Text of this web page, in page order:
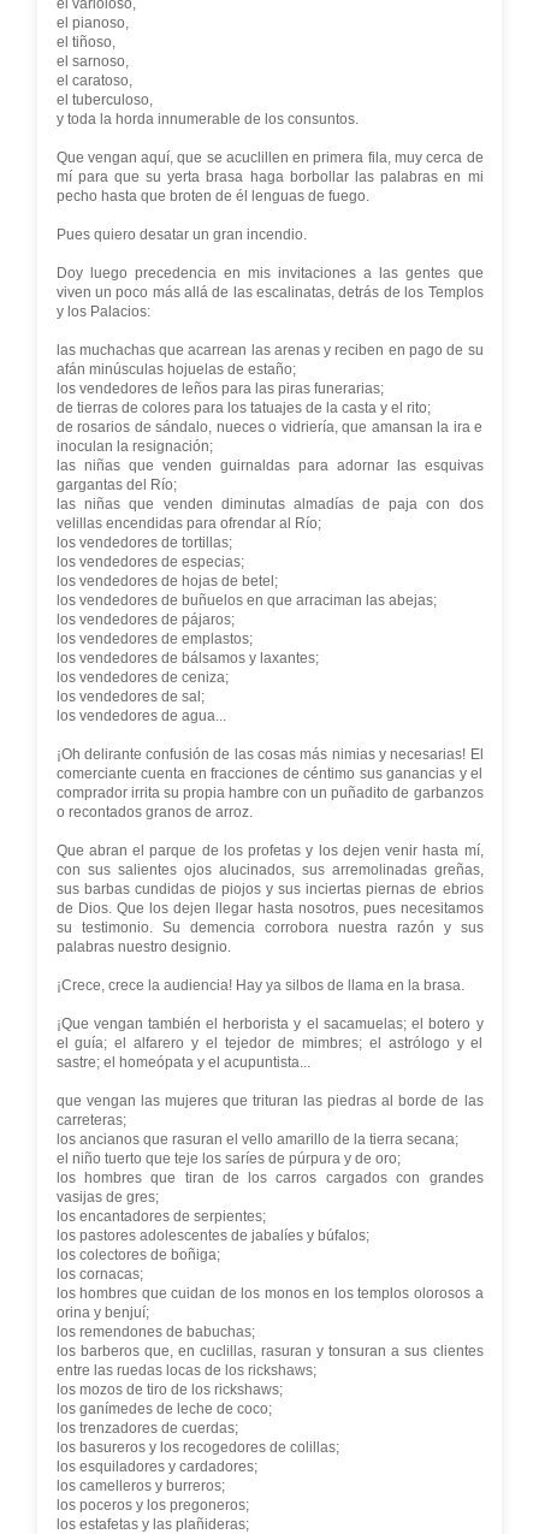
el varioloso,
el pianoso,
el tiñoso,
el sarnoso,
el caratoso,
el tuberculoso,
y toda la horda innumerable de los consuntos.
Que vengan aquí, que se acuclillen en primera fila, muy cerca de
mí para que su yerta brasa haga borbollar las palabras en mi
pecho hasta que broten de él lenguas de fuego.
Pues quiero desatar un gran incendio.
Doy luego precedencia en mis invitaciones a las gentes que
viven un poco más allá de las escalinatas, detrás de los Templos
y los Palacios:
las muchachas que acarrean las arenas y reciben en pago de su
afán minúsculas hojuelas de estaño;
los vendedores de leños para las piras funerarias;
de tierras de colores para los tatuajes de la casta y el rito;
de rosarios de sándalo, nueces o vidriería, que amansan la ira e
inoculan la resignación;
las niñas que venden guirnaldas para adornar las esquivas
gargantas del Río;
las niñas que venden diminutas almadías de paja con dos
velillas encendidas para ofrendar al Río;
los vendedores de tortillas;
los vendedores de especias;
los vendedores de hojas de betel;
los vendedores de buñuelos en que arraciman las abejas;
los vendedores de pájaros;
los vendedores de emplastos;
los vendedores de bálsamos y laxantes;
los vendedores de ceniza;
los vendedores de sal;
los vendedores de agua...
¡Oh delirante confusión de las cosas más nimias y necesarias! El
comerciante cuenta en fracciones de céntimo sus ganancias y el
comprador irrita su propia hambre con un puñadito de garbanzos
o recontados granos de arroz.
Que abran el parque de los profetas y los dejen venir hasta mí,
con sus salientes ojos alucinados, sus arremolinadas greñas,
sus barbas cundidas de piojos y sus inciertas piernas de ebrios
de Dios. Que los dejen llegar hasta nosotros, pues necesitamos
su testimonio. Su demencia corrobora nuestra razón y sus
palabras nuestro designio.
¡Crece, crece la audiencia! Hay ya silbos de llama en la brasa.
¡Que vengan también el herborista y el sacamuelas; el botero y
el guía; el alfarero y el tejedor de mimbres; el astrólogo y el
sastre; el homeópata y el acupuntista...
que vengan las mujeres que trituran las piedras al borde de las
carreteras;
los ancianos que rasuran el vello amarillo de la tierra secana;
el niño tuerto que teje los saríes de púrpura y de oro;
los hombres que tiran de los carros cargados con grandes
vasijas de gres;
los encantadores de serpientes;
los pastores adolescentes de jabalíes y búfalos;
los colectores de boñiga;
los cornacas;
los hombres que cuidan de los monos en los templos olorosos a
orina y benjuí;
los remendones de babuchas;
los barberos que, en cuclillas, rasuran y tonsuran a sus clientes
entre las ruedas locas de los rickshaws;
los mozos de tiro de los rickshaws;
los ganímedes de leche de coco;
los trenzadores de cuerdas;
los basureros y los recogedores de colillas;
los esquiladores y cardadores;
los camelleros y burreros;
los poceros y los pregoneros;
los estafetas y las plañideras;